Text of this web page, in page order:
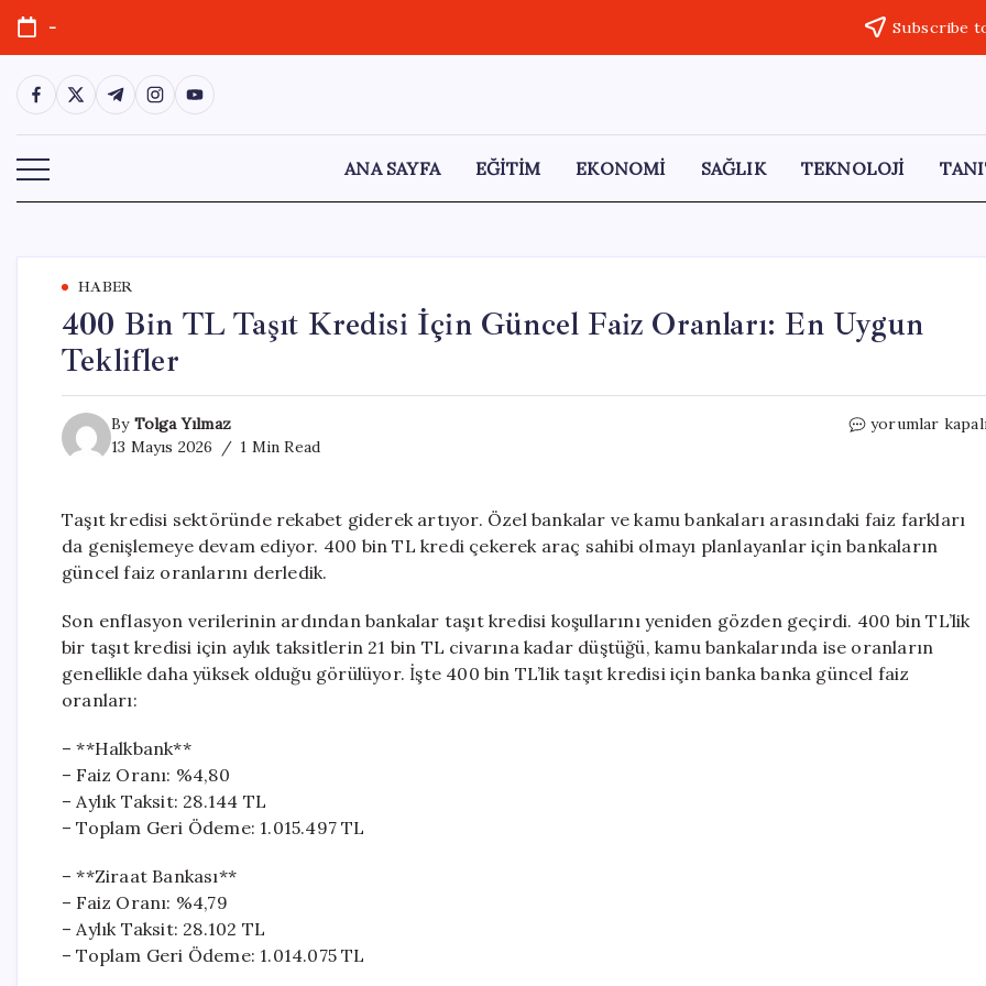
Skip
content
- Subscribe
https://www.facebook.com/
https://twitter.com/
https://t.me/
https://www.instagram.com/
https://youtube.com/
ANA SAYFA EĞİTİM EKONOMİ SAĞLIK TEKNOLOJİ
HABER
400 Bin TL Taşıt Kredisi İçin Güncel Faiz Oranları: En Uygun
Teklifler
By Tolga Yılmaz
13 Mayıs 2026
1 Min Read
400
Kredisi
İçin
En
Uygun
Teklifler
yorumlar
Taşıt kredisi sektöründe rekabet giderek artıyor. Özel bankalar ve kamu bankaları arasındaki faiz farkları
da genişlemeye devam ediyor. 400 bin TL kredi çekerek araç sahibi olmayı planlayanlar için bankaların
güncel faiz oranlarını derledik.
Son enflasyon verilerinin ardından bankalar taşıt kredisi koşullarını yeniden gözden geçirdi. 400 bin TL’lik
bir taşıt kredisi için aylık taksitlerin 21 bin TL civarına kadar düştüğü, kamu bankalarında ise oranların
genellikle daha yüksek olduğu görülüyor. İşte 400 bin TL’lik taşıt kredisi için banka banka güncel faiz
oranları:
– **Halkbank**
– Faiz Oranı: %4,80
– Aylık Taksit: 28.144 TL
– Toplam Geri Ödeme: 1.015.497 TL
– **Ziraat Bankası**
– Faiz Oranı: %4,79
– Aylık Taksit: 28.102 TL
– Toplam Geri Ödeme: 1.014.075 TL